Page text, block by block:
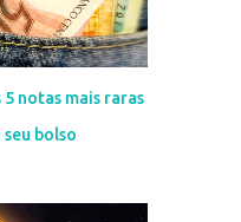
5 notas mais raras
bolso